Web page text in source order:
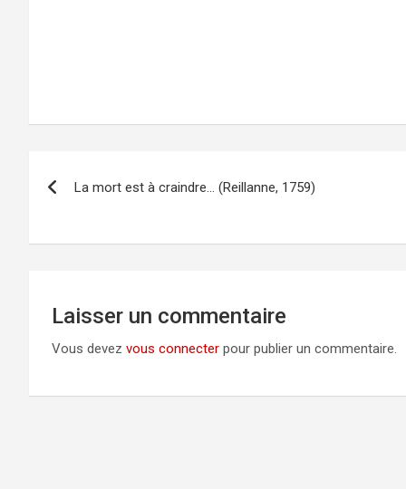
Navigation
La mort est à craindre… (Reillanne, 1759)
Laisser un commentaire
Vous devez vous connecter pour publier un commentaire.